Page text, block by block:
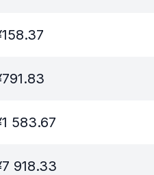
158.37
791.83
1 583.67
7 918.33